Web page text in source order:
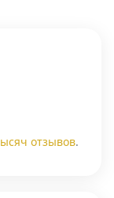
отзывов.